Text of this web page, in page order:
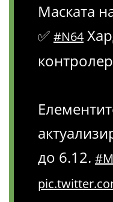
Маската
✅ #N64
до 6.12.